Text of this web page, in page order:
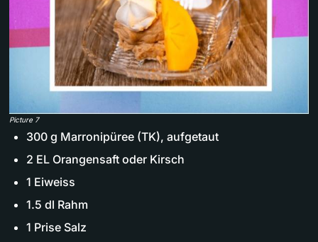
Picture 7
300 g Marronipüree (TK), aufgetaut
2 EL Orangensaft oder Kirsch
1 Eiweiss
1.5 dl Rahm
1 Prise Salz